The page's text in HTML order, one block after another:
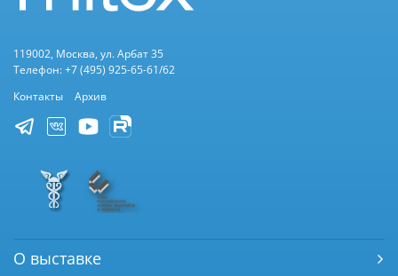
119002, Москва, ул. Арбат 35
Телефон: +7 (495) 925-65-61/62
Контакты
Архив
О выставке